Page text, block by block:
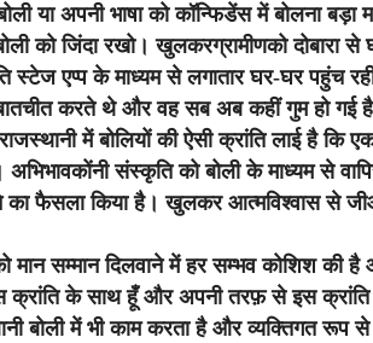
या अपनी भाषा को कॉन्फिडेंस में बोलना
को जिंदा रखो। खुलकरग्रामीणको दोबारा
स्टेज एप्प के माध्यम से लगातार घर-घर पहुंच
करते थे और वह सब अब कहीं गुम हो गई
में बोलियों की ऐसी क्रांति लाई है कि
संस्कृति को बोली के माध्यम से
फैसला किया है। खुलकर आत्मविश्वास से
मान सम्मान दिलवाने में हर सम्भव कोशिश की
क्रांति के साथ हूँ और अपनी तरफ़ से इस
बोली में भी काम करता है और व्यक्तिगत रूप